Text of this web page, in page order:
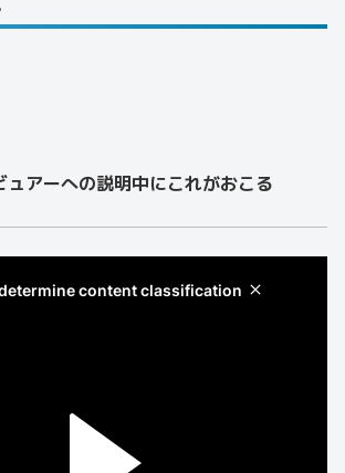
ュアーへの説明中にこれがおこる